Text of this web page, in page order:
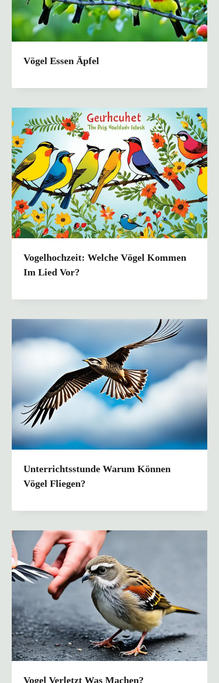
Vögel Essen Äpfel
Vogelhochzeit: Welche Vögel Kommen
Im Lied Vor?
Unterrichtsstunde Warum Können
Vögel Fliegen?
Vogel Verletzt Was Machen?